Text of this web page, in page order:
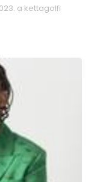
a kettagolfi